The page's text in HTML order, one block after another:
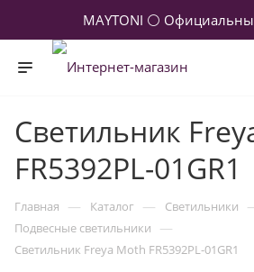
MAYTONI ⚪
Светильник
FR5392PL-01GR1
Главная — Каталог — Светильники
Подвесные светильники —
Светильник Freya Moth FR5392PL-01GR1